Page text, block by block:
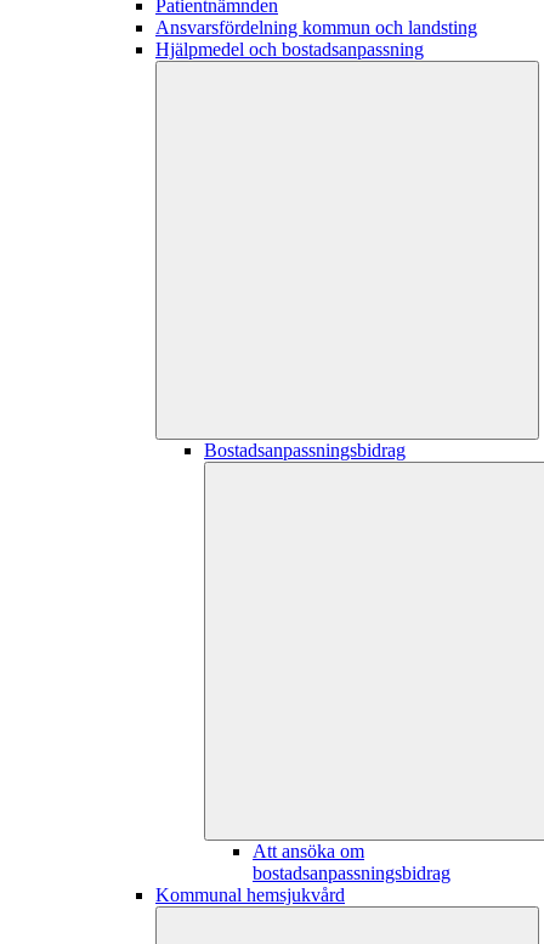
Patientnämnden
Ansvarsfördelning kommun och landsting
Hjälpmedel och bostadsanpassning
Bostadsanpassningsbidrag
Att ansöka om
bostadsanpassningsbidrag
Kommunal hemsjukvård